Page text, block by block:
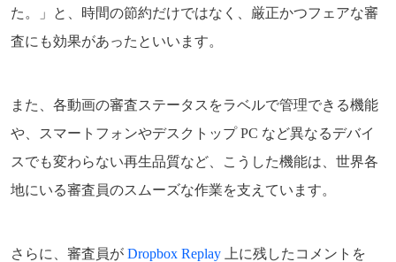
た。」と、時間の節約だけではなく、厳正かつフェアな審
査にも効果があったといいます。
また、各動画の審査ステータスをラベルで管理できる機能
や、スマートフォンやデスクトップ PC など異なるデバイ
スでも変わらない再生品質など、こうした機能は、世界各
地にいる審査員のスムーズな作業を支えています。
さらに、審査員が Dropbox Replay 上に残したコメントを